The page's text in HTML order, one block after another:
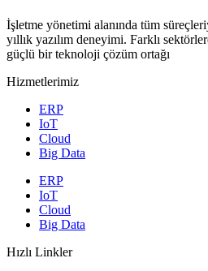
İşletme yönetimi alanında tüm
yıllık yazılım deneyimi. Farklı
güçlü bir teknoloji çözüm ortağı
Hizmetlerimiz
ERP
IoT
Cloud
Big Data
ERP
IoT
Cloud
Big Data
Hızlı Linkler